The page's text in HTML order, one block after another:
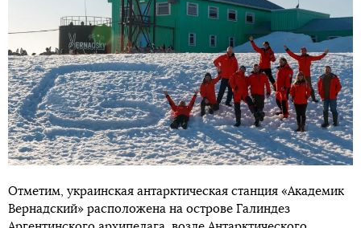
Отметим, украинская антарктическая станция «Академик
Вернадский» расположена на острове Галиндез